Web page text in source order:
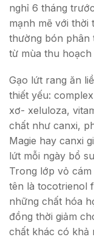
nghỉ 6 tháng
mạnh mẽ với thời
thường bón phân
từ mùa thu
Gạo lứt rang ăn
thiết yếu:
xơ- xeluloza,
chất như canxi,
Magie hay canxi
lứt mỗi ngày bổ
Trong lớp vỏ
tên là tocotrienol
những chất hóa
đồng thời giảm
chất khác có khả